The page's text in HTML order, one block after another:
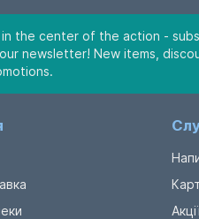
in the center of the action -
newsletter! New items,